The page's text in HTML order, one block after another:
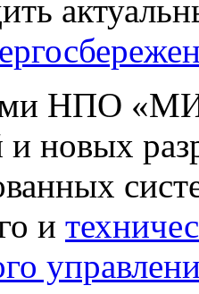
НПО
новых
и